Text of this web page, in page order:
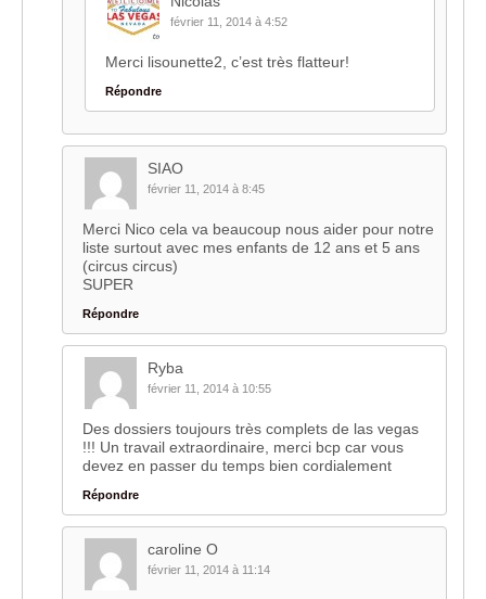
février 11, 2014 à 4:52
Merci lisounette2, c’est très flatteur!
Répondre
SIAO
février 11, 2014 à 8:45
Merci Nico cela va beaucoup nous aider pour notre
liste surtout avec mes enfants de 12 ans et 5 ans
(circus circus)
SUPER
Répondre
Ryba
février 11, 2014 à 10:55
Des dossiers toujours très complets de las vegas
!!! Un travail extraordinaire, merci bcp car vous
devez en passer du temps bien cordialement
Répondre
caroline O
février 11, 2014 à 11:14